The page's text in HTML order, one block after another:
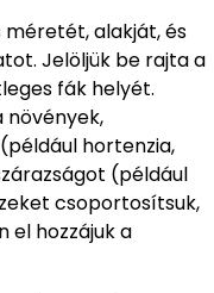
méretét, alakját, és
Jelöljük be rajta a
fák helyét.
növények,
hortenzia,
(például
csoportosítsuk,
el hozzájuk a